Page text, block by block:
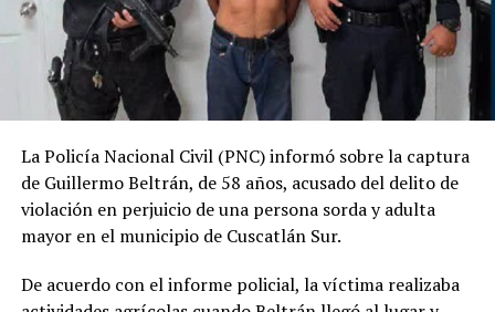
Según el reporte policial, todos son mecánicos de un
taller ubicado en el kilómetro 72 de la carretera que
conduce de Santa Ana hacia Metapán, donde
motocicleta hurtada.
La Policía Nacional Civil (PNC) informó sobre la captura
de Guillermo Beltrán, de 58 años, acusado del delito de
violación en perjuicio de una persona sorda y adulta
mayor en el municipio de Cuscatlán Sur.
De acuerdo con el informe policial, la víctima realizaba